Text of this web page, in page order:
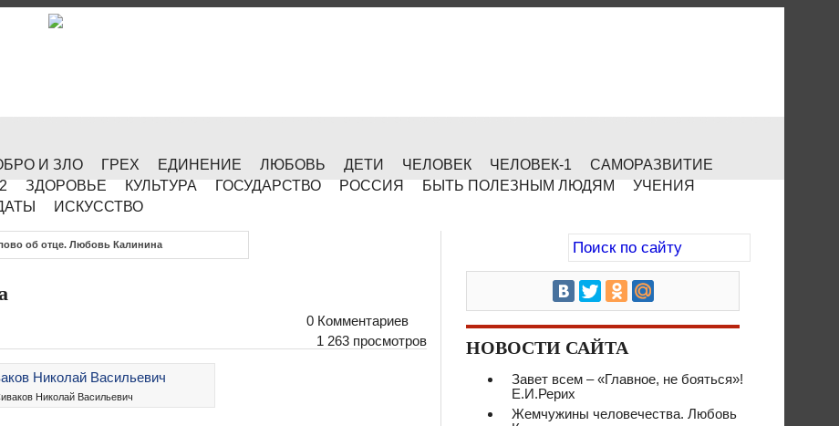
И ЗЛО ГРЕХ ЕДИНЕНИЕ ЛЮБОВЬ ДЕТИ ЧЕЛОВЕК ЧЕЛОВЕК-1
САМОРАЗВИТИЕ
ЗДОРОВЬЕ КУЛЬТУРА ГОСУДАРСТВО РОССИЯ БЫТЬ ПОЛЕЗНЫМ ЛЮДЯМ
УЧЕНИЯ
ИСКУССТВО
об отце. Любовь Калинина
0 Комментариев
1 263 просмотров
Николай Васильевич
НОВОСТИ САЙТА
Завет всем – «Главное, не бояться»!
Е.И.Рерих
Жемчужины человечества. Любовь